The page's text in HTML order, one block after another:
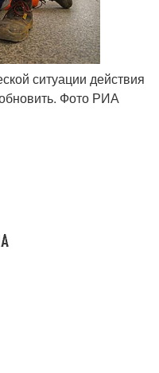
ситуации действия
Фото РИА